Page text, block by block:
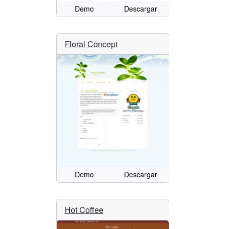
Demo Descargar
Floral Concept
Demo Descargar
Hot Coffee